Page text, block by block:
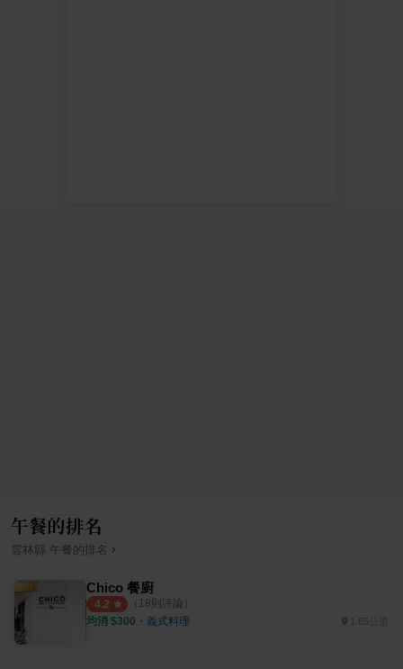
午餐的排名
雲林縣 午餐的排名 ›
Chico 餐廚
4.2 （ 18則評論）
均消 $300 ・ 義式料理 1.65公里